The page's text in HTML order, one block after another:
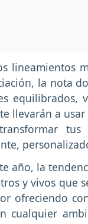
lineamientos
la nota
equilibrados,
llevarán a
año, la
y vivos que
ofreciendo
cualquier